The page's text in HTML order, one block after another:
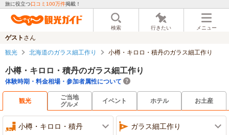
旅に役立つ口コミ100万件掲載！
検索 行きたい メニュー
ゲスト さん
観光 北海道のガラス細工作り 小樽・キロロ・積丹のガラス細工作り
小樽・キロロ・積丹のガラス細工作り
体験時期・料金相場・参加者属性について
観光
ご当地
グルメ
イベント ホテル お土産
小樽・キロロ・積丹 ガラス細工作り